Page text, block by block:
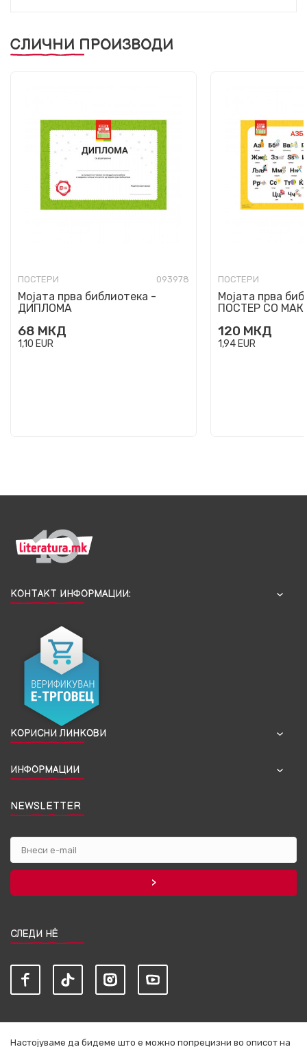
СЛИЧНИ ПРОИЗВОДИ
ПОСТЕРИ 093978
Мојата прва библиотека -
ДИПЛОМА
68 МКД
1,10 EUR
ПОСТЕРИ
Мојата прва
ПОСТЕР СО
120 МКД
1,94EUR
КОНТАКТ ИНФОРМАЦИИ:
КОРИСНИ ЛИНКОВИ
ИНФОРМАЦИИ
NEWSLETTER
СЛЕДИ НЀ
Настојуваме да бидеме што е можно попрецизни во описот на